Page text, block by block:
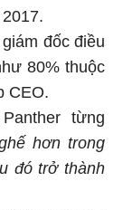
đốc điều
80% thuộc
CEO.
từng
hơn trong
đó trở thành